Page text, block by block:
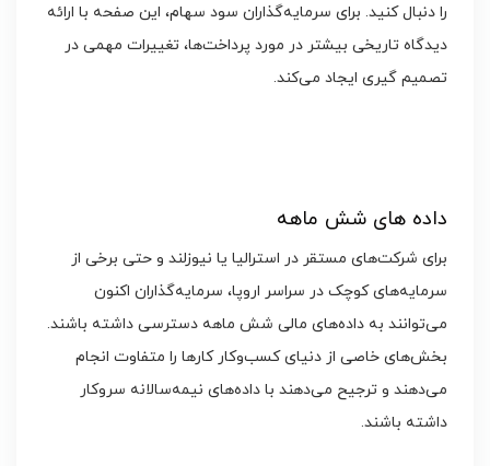
را دنبال کنید. برای سرمایه‌گذاران سود سهام، این صفحه با ارائه
دیدگاه تاریخی بیشتر در مورد پرداخت‌ها، تغییرات مهمی در
تصمیم گیری ایجاد می‌کند.
داده های شش ماهه
برای شرکت‌های مستقر در استرالیا یا نیوزلند و حتی برخی از
سرمایه‌های کوچک در سراسر اروپا، سرمایه‌گذاران اکنون
می‌توانند به داده‌های مالی شش ماهه دسترسی داشته باشند.
بخش‌های خاصی از دنیای کسب‌وکار کارها را متفاوت انجام
می‌دهند و ترجیح می‌دهند با داده‌های نیمه‌سالانه سروکار
داشته باشند.